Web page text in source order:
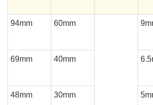
94mm 60mm
69mm 40mm
48mm 30mm